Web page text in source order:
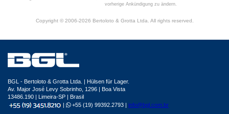
vorherige Ankündigung zu ändern.
Copyright © 2006-2026 Bertoloto & Grotta Ltda. All rights reserved.
BGL - Bertoloto & Grotta Ltda. | Hülsen für Lager.
Av. Major José Levy Sobrinho, 1296 | Boa Vista
13486.190 | Limeira-SP | Brasil
|
+55 (19) 99392.2793 | info@bgl.com.br